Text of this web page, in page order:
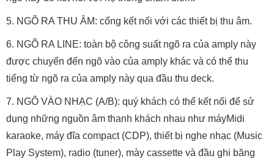
5. NGÕ RA THU ÂM: cổng kết nối với các thiết bị thu âm.
6. NGÕ RA LINE: toàn bộ công suất ngõ ra của amply này
được chuyển đến ngõ vào của amply khác và có thể thu
tiếng từ ngõ ra của amply này qua đầu thu deck.
7. NGÕ VÀO NHẠC (A/B): quý khách có thể kết nối để sử
dụng những nguồn âm thanh khách nhau như máyMidi
karaoke, máy đĩa compact (CDP), thiết bị nghe nhạc (Music
Play System), radio (tuner), mày cassette và đầu ghi băng